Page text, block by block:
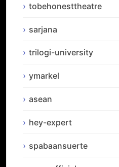
tobehonesttheatre
sarjana
trilogi-university
ymarkel
asean
hey-expert
spabaansuerte